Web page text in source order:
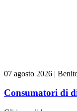
07 agosto 2026 |
Consumatori di